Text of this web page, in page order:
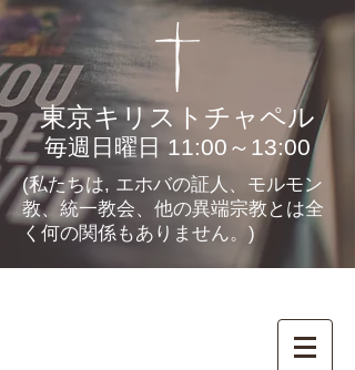
東京キリストチャペル
毎週日曜日 11:00～13:00
(私たちは, エホバの証人、モルモン
教、統一教会、他の異端宗教とは全
く何の関係もありません。)